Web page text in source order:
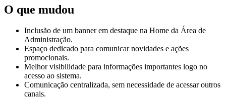
O que mudou
Inclusão de um banner em destaque na Home da Área de
Administração.
Espaço dedicado para comunicar novidades e ações
promocionais.
Melhor visibilidade para informações importantes logo no
acesso ao sistema.
Comunicação centralizada, sem necessidade de acessar outros
canais.